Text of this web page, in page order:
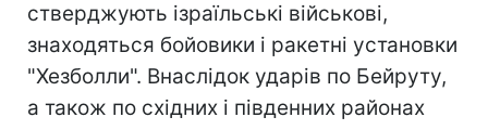
стверджують ізраїльські військові,
знаходяться бойовики і ракетні установки
"Хезболли". Внаслідок ударів по Бейруту,
а також по східних і південних районах